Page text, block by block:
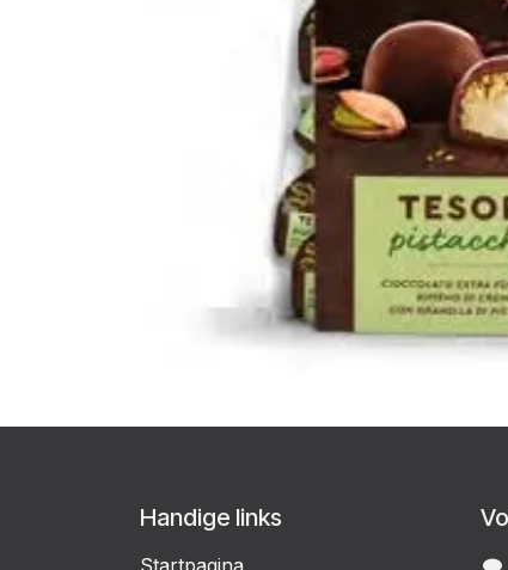
Handige links
Startpagina